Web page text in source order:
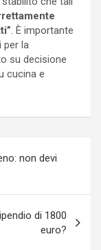
. È importante
per la
su decisione
cucina e
non devi
di 1800
euro?